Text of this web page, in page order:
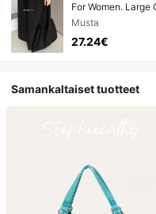
For Women.
Luxurious Nylon
Pocket, Perfect
Musta
27.24€
Samankaltaiset tuotteet